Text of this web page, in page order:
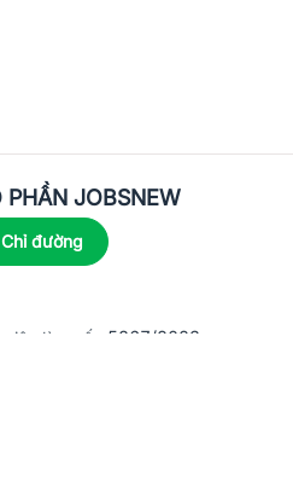
PHẦN JOBSNEW
Chỉ đường
làm số:
5867/2023